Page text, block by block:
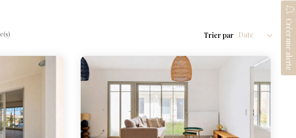
Créer une alerte
Trier par